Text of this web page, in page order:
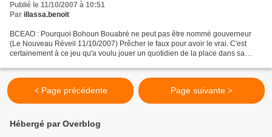
Publié le 11/10/2007 à 10:51
Par illassa.benoit
BCEAO : Pourquoi Bohoun Bouabré ne peut pas être nommé gouverneur
(Le Nouveau Réveil 11/10/2007) Prêcher le faux pour avoir le vrai. C'est
certainement à ce jeu qu'a voulu jouer un quotidien de la place dans sa
< Page précédente Page suivante >
Hébergé par Overblog